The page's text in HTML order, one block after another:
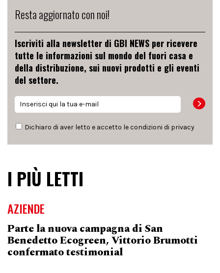
Resta aggiornato con noi!
Iscriviti alla newsletter di GBI NEWS per ricevere
tutte le informazioni sul mondo del fuori casa e
della distribuzione, sui nuovi prodotti e gli eventi
del settore.
Dichiaro di aver letto e accetto le condizioni di privacy
I PIÙ LETTI
AZIENDE
Parte la nuova campagna di San
Benedetto Ecogreen, Vittorio Brumotti
confermato testimonial